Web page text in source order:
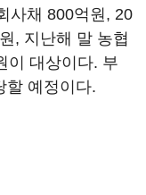
사채 800억원, 20
, 지난해 말 농협
이 대상이다. 부
할 예정이다.